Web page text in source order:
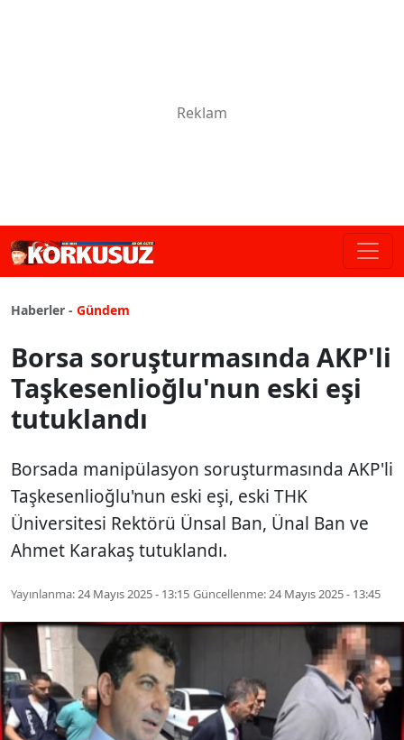
Haberler - Gündem
Borsa soruşturmasında AKP'li
Taşkesenlioğlu'nun eski eşi
tutuklandı
Borsada manipülasyon soruşturmasında AKP'li
Taşkesenlioğlu'nun eski eşi, eski THK
Üniversitesi Rektörü Ünsal Ban, Ünal Ban ve
Ahmet Karakaş tutuklandı.
Yayınlanma:24 Mayıs 2025 - 13:15 Güncellenme:24 Mayıs 2025 - 13:45